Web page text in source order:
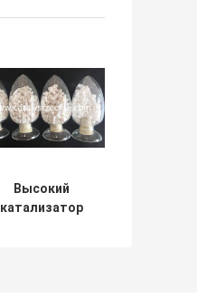
Высокий
катализатор